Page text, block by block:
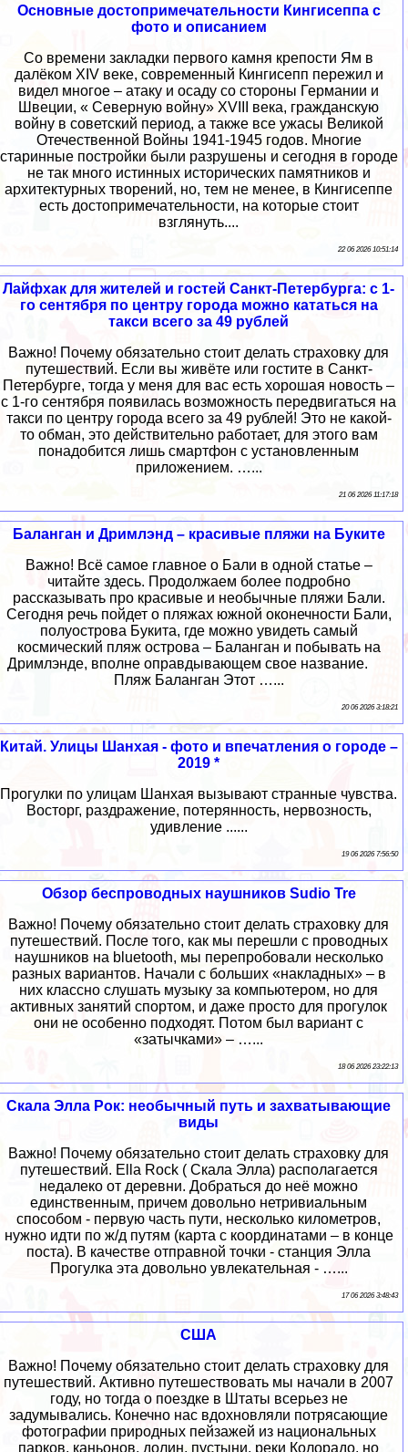
Основные достопримечательности Кингисеппа с
фото и описанием
Со времени закладки первого камня крепости Ям в
далёком XIV веке, современный Кингисепп пережил и
видел многое – атаку и осаду со стороны Германии и
Швеции, « Северную войну» XVIII века, гражданскую
войну в советский период, а также все ужасы Великой
Отечественной Войны 1941-1945 годов. Многие
старинные постройки были разрушены и сегодня в городе
не так много истинных исторических памятников и
архитектурных творений, но, тем не менее, в Кингисеппе
есть достопримечательности, на которые стоит
взглянуть....
22 06 2026 10:51:14
Лайфхак для жителей и гостей Санкт-Петербурга: с 1-
го сентября по центру города можно кататься на
такси всего за 49 рублей
Важно! Почему обязательно стоит делать страховку для
путешествий. Если вы живёте или гостите в Санкт-
Петербурге, тогда у меня для вас есть хорошая новость –
с 1-го сентября появилась возможность передвигаться на
такси по центру города всего за 49 рублей! Это не какой-
то обман, это действительно работает, для этого вам
понадобится лишь смартфон с установленным
приложением. …...
21 06 2026 11:17:18
Баланган и Дримлэнд – красивые пляжи на Буките
Важно! Всё самое главное о Бали в одной статье –
читайте здесь. Продолжаем более подробно
рассказывать про красивые и необычные пляжи Бали.
Сегодня речь пойдет о пляжах южной оконечности Бали,
полуострова Букита, где можно увидеть самый
космический пляж острова – Баланган и побывать на
Дримлэнде, вполне оправдывающем свое название.
Пляж Баланган Этот …...
20 06 2026 3:18:21
Китай. Улицы Шанхая - фото и впечатления о городе –
2019 *
Прогулки по улицам Шанхая вызывают странные чувства.
Восторг, раздражение, потерянность, нервозность,
удивление ......
19 06 2026 7:56:50
Обзор беспроводных наушников Sudio Tre
Важно! Почему обязательно стоит делать страховку для
путешествий. После того, как мы перешли с проводных
наушников на bluetooth, мы перепробовали несколько
разных вариантов. Начали с больших «накладных» – в
них классно слушать музыку за компьютером, но для
активных занятий спортом, и даже просто для прогулок
они не особенно подходят. Потом был вариант с
«затычками» – …...
18 06 2026 23:22:13
Скала Элла Рок: необычный путь и захватывающие
виды
Важно! Почему обязательно стоит делать страховку для
путешествий. Ella Rock ( Скала Элла) располагается
недалеко от деревни. Добраться до неё можно
единственным, причем довольно нетривиальным
способом - первую часть пути, несколько километров,
нужно идти по ж/д путям (карта с координатами – в конце
поста). В качестве отправной точки - станция Элла
Прогулка эта довольно увлекательная - …...
17 06 2026 3:48:43
США
Важно! Почему обязательно стоит делать страховку для
путешествий. Активно путешествовать мы начали в 2007
году, но тогда о поездке в Штаты всерьез не
задумывались. Конечно нас вдохновляли потрясающие
фотографии природных пейзажей из национальных
парков, каньонов, долин, пустыни, реки Колорадо, но